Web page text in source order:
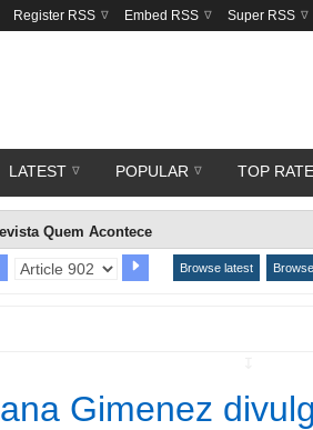
Register RSS Embed RSS Super RSS
LATEST POPULAR TOP
Quem Acontece
Browse latest
Gimenez